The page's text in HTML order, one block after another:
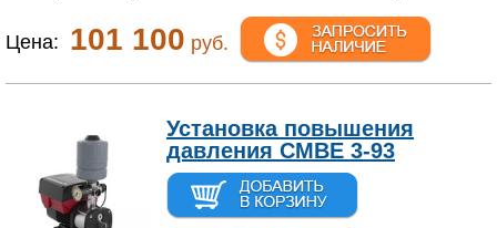
Цена: 101 100 руб.
Установка повышения
давления CMBE 3-93